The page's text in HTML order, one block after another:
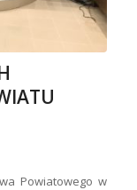
Powiatowego w